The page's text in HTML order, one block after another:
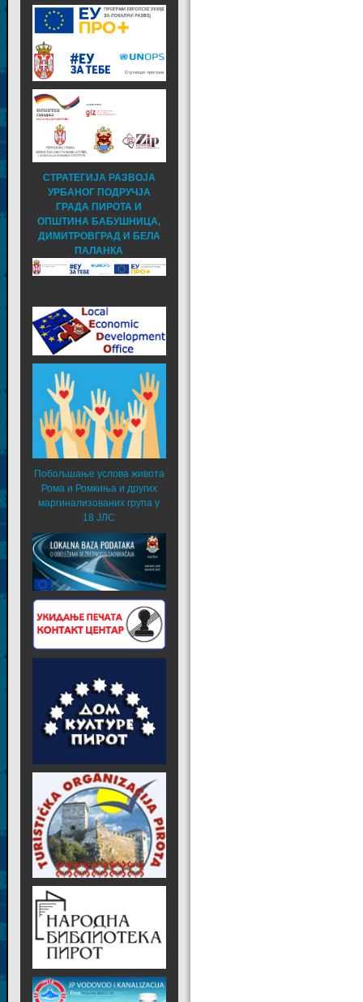
СТРАТЕГИЈА РАЗВОЈА
УРБАНОГ ПОДРУЧЈА
ГРАДА ПИРОТА И
ОПШТИНА БАБУШНИЦА,
ДИМИТРОВГРАД И БЕЛА
ПАЛАНКА
Побољшање услова живота
Рома и Ромкиња и других
маргинализованих група у
18 ЈЛС